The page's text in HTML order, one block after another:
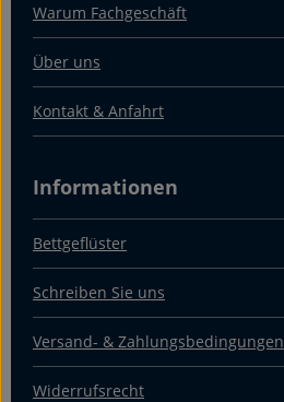
Warum Fachgeschäft
Über uns
Kontakt & Anfahrt
Informationen
Bettgeflüster
Schreiben Sie uns
Versand- & Zahlungsbedingungen
Widerrufsrecht